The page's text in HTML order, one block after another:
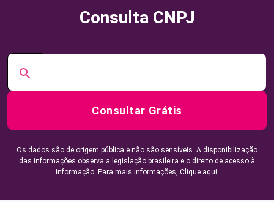
Consulta CNPJ
Consultar Grátis
Os dados são de origem pública e não são sensíveis. A disponibilização
das informações observa a legislação brasileira e o direito de acesso à
informação. Para mais informações, Clique aqui.